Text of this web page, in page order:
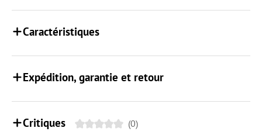
Caractéristiques
Expédition, garantie et retour
Critiques (0)